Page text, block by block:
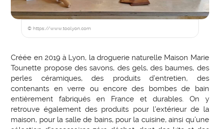
© https://www.toolyon.com
Créée en 2019 à Lyon, la droguerie naturelle Maison Marie
Tounette propose des savons, des gels, des baumes, des
perles céramiques, des produits d’entretien, des
contenants en verre ou encore des bombes de bain
entièrement fabriqués en France et durables. On y
retrouve également des produits pour l’extérieur de la
maison, pour la salle de bains, pour la cuisine, ainsi qu’une